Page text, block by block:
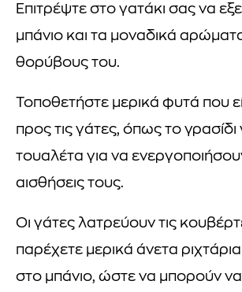
Επιτρέψτε στο γατάκι σας να
μπάνιο και τα μοναδικά
θορύβους του.
Τοποθετήστε μερικά φυτά που
προς τις γάτες, όπως το
τουαλέτα για να
αισθήσεις τους.
Οι γάτες λατρεύουν τις
παρέχετε μερικά άνετα ριχτάρια
στο μπάνιο, ώστε να μπορούν να